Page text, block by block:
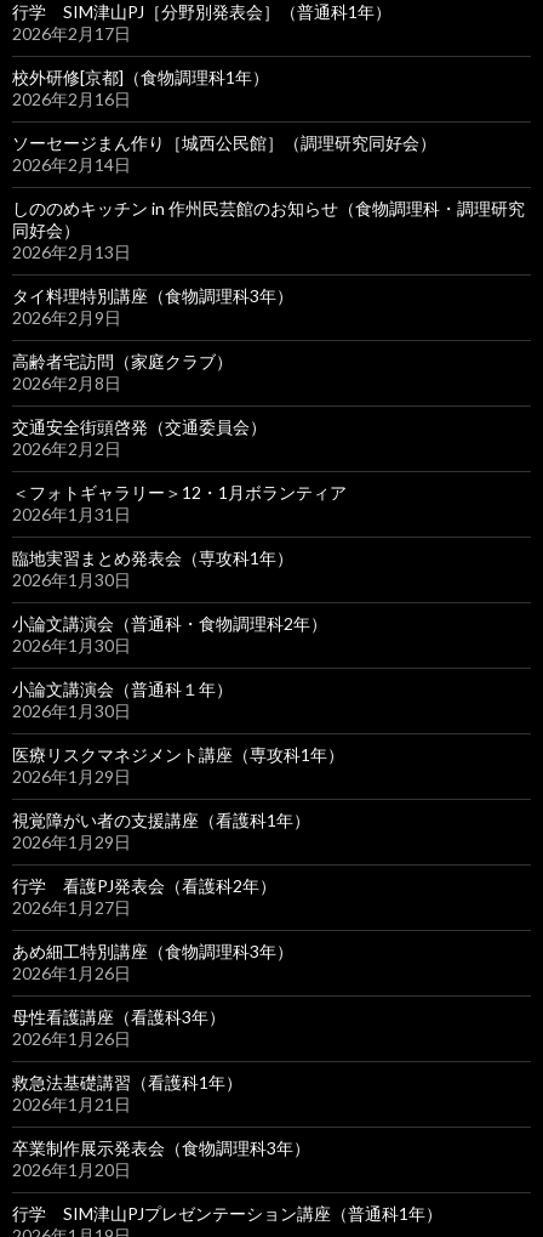
行学 SIM津山PJ［分野別発表会］（普通科1年）
2026年2月17日
校外研修[京都]（食物調理科1年）
2026年2月16日
ソーセージまん作り［城西公民館］（調理研究同好会）
2026年2月14日
しののめキッチン in 作州民芸館のお知らせ（食物調理科・調理研究
同好会）
2026年2月13日
タイ料理特別講座（食物調理科3年）
2026年2月9日
高齢者宅訪問（家庭クラブ）
2026年2月8日
交通安全街頭啓発（交通委員会）
2026年2月2日
＜フォトギャラリー＞12・1月ボランティア
2026年1月31日
臨地実習まとめ発表会（専攻科1年）
2026年1月30日
小論文講演会（普通科・食物調理科2年）
2026年1月30日
小論文講演会（普通科１年）
2026年1月30日
医療リスクマネジメント講座（専攻科1年）
2026年1月29日
視覚障がい者の支援講座（看護科1年）
2026年1月29日
行学 看護PJ発表会（看護科2年）
2026年1月27日
あめ細工特別講座（食物調理科3年）
2026年1月26日
母性看護講座（看護科3年）
2026年1月26日
救急法基礎講習（看護科1年）
2026年1月21日
卒業制作展示発表会（食物調理科3年）
2026年1月20日
行学 SIM津山PJプレゼンテーション講座（普通科1年）